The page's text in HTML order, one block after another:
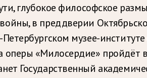
глубокое философское
в преддверии
музее-
оперы «Милосердие» пройдёт
Государственный